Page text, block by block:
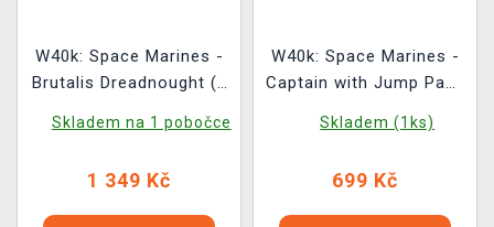
W40k: Space Marines -
Brutalis Dreadnought (1
Skladem na 1 pobočce
1 349 Kč
W40k: Space Marines -
Captain with Jump Pack
Skladem (1ks)
699 Kč